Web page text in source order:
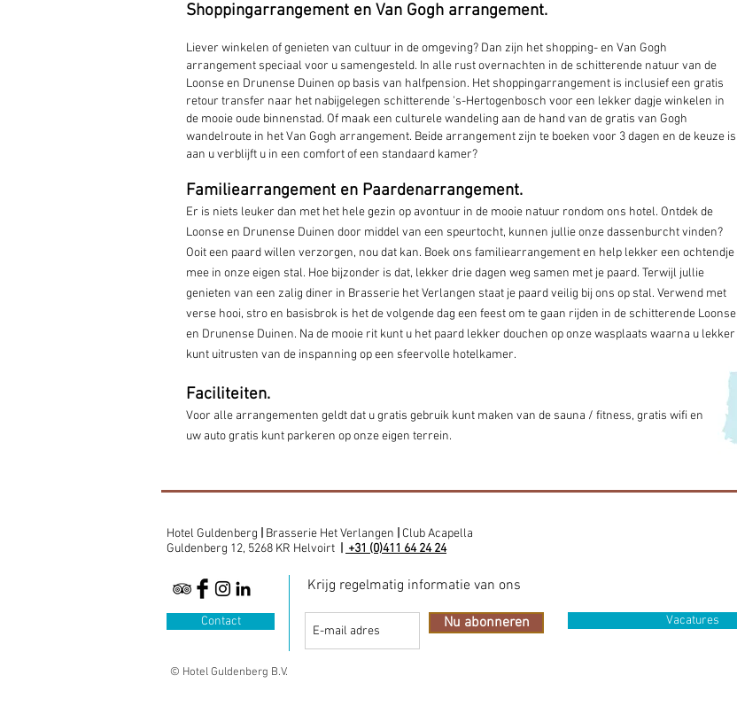
Shoppingarrangement en Van Gogh arrangement.
Liever winkelen of genieten van cultuur in de omgeving? Dan zijn het shopping- en Van Gogh
arrangement speciaal voor u samengesteld. In alle rust overnachten in de schitterende natuur van de
Loonse en Drunense Duinen op basis van halfpension. Het shoppingarrangement is inclusief een gratis
retour transfer naar het nabijgelegen schitterende 's-Hertogenbosch voor een lekker dagje winkelen in
de mooie oude binnenstad. Of maak een culturele wandeling aan de hand van de gratis van Gogh
wandelroute in het Van Gogh arrangement. Beide arrangement zijn te boeken voor 3 dagen en de keuze is
aan u verblijft u in een comfort of een standaard kamer?
Familiearrangement en Paardenarrangement.
Er is niets leuker dan met het hele gezin op avontuur in de mooie natuur rondom ons hotel. Ontdek de
Loonse en Drunense Duinen door middel van een speurtocht, kunnen jullie onze dassenburcht vinden?
Ooit een paard willen verzorgen, nou dat kan. Boek ons familiearrangement en help lekker een ochtendje
mee in onze eigen stal. Hoe bijzonder is dat, lekker drie dagen weg samen met je paard. Terwijl jullie
genieten van een zalig diner in Brasserie het Verlangen staat je paard veilig bij ons op stal. Verwend met
verse hooi, stro en basisbrok is het de volgende dag een feest om te gaan rijden in de schitterende Loonse
en Drunense Duinen. Na de mooie rit kunt u het paard lekker douchen op onze wasplaats waarna u lekker
kunt uitrusten van de inspanning op een sfeervolle hotelkamer.
Faciliteiten.
Voor alle arrangementen geldt dat u gratis gebruik kunt maken van de sauna / fitness, gratis wifi en
uw auto gratis kunt parkeren op onze eigen terrein.
Hotel Guldenberg Brasserie Het Verlangen
Club Acapella
Guldenberg 12, 5268 KR Helvoirt
+31 (0)411 64 24 24
Contact
Krijg regelmatig informatie van ons
Nu abonneren Vacatures
© Hotel Guldenberg B.V.